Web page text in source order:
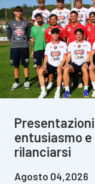
entusiasmo
rilanciarsi
Agosto 04,2026